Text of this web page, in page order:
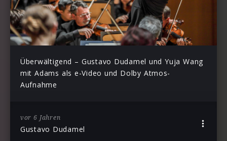
Überwältigend – Gustavo Dudamel und Yuja Wang
mit Adams als e-Video und Dolby Atmos-
Aufnahme
vor 6 Jahren
Gustavo Dudamel